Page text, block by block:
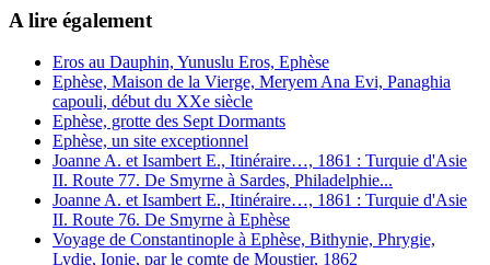
A lire également
Eros au Dauphin, Yunuslu Eros, Ephèse
Ephèse, Maison de la Vierge, Meryem Ana Evi, Panaghia
capouli, début du XXe siècle
Ephèse, grotte des Sept Dormants
Ephèse, un site exceptionnel
Joanne A. et Isambert E., Itinéraire…, 1861 : Turquie d'Asie
II. Route 77. De Smyrne à Sardes, Philadelphie...
Joanne A. et Isambert E., Itinéraire…, 1861 : Turquie d'Asie
II. Route 76. De Smyrne à Ephèse
Voyage de Constantinople à Ephèse, Bithynie, Phrygie,
Lydie, Ionie, par le comte de Moustier, 1862